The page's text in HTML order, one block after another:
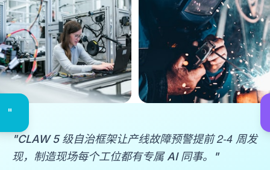
新特电气
"员工协同化方案覆盖故障预测、制造自动化、客服
自动化三条线，运营效率整体提升
72% 。"
"
"CLAW 5 级自治框架让产线故障预警提前2-4 周发
现，制造现场每个工位都有专属 AI 同事。"